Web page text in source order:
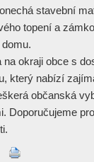
stavební
topení a
na okraji obce s
který nabízí
občanská
Doporučujeme